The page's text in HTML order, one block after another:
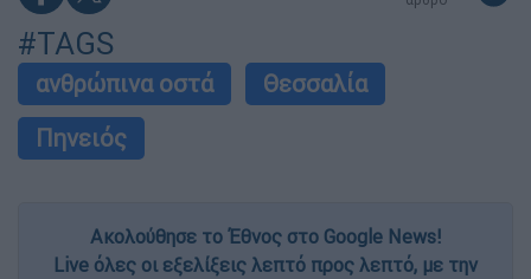
#TAGS
ανθρώπινα οστά
Θεσσαλία
Πηνειός
Ακολούθησε το Έθνος στο Google News!
Live όλες οι εξελίξεις λεπτό προς λεπτό, με την